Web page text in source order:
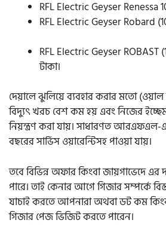
RFL Electric Geyser Renessa
RFL Electric Geyser Robard
RFL Electric Geyser ROBAST
টাকা।
দেয়ালে ঝুলিয়ে ব্যবহার করার মতো
বিদ্যুৎ খরচ বেশ কম হয় এবং নিজের
নিয়ন্ত্রণ করা যায়। সাধারণত
বছরের সার্ভিস ওয়ারেন্টিসহ পাওয়া যায়।
তবে বিভিন্ন অফার কিংবা জায়গাভেদে
পারে। তাই কেনার আগে গিজার সম্পর্কে
যাচাই করতে আপনারা অথবা ডট কম
গিজার পেজ ভিজিট করতে পারেন।